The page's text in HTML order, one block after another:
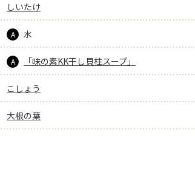
しいたけ
A 水
A 「味の素KK干し貝柱スープ」
こしょう
大根の葉